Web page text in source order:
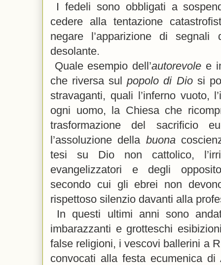
I fedeli sono obbligati a
cedere alla tentazione
negare l’apparizione di
segnali
desolante.
Quale esempio dell’autorevole e
che riversa sulpopolo di Diosi
stravaganti, quali l’inferno vuoto,
ogni uomo, la Chiesa che
trasformazione del sacrificio
l’assoluzione della buona
tesi su Dio non cattolico,
evangelizzatori e degli
secondo cui gli ebrei non
rispettoso silenzio davanti alla
In questi ultimi anni sono
imbarazzanti e grotteschi
false religioni, i vescovi ballerini a
convocati alla festa ecumenica